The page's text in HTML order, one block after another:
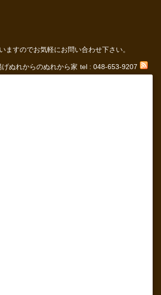
すのでお気軽にお問い合わせ下さい。
ぬれからのぬれから家 tel : 048-653-9207